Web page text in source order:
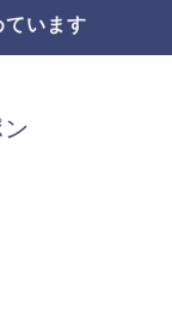
います